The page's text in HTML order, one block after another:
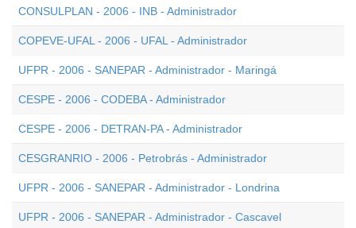
CONSULPLAN - 2006 - INB - Administrador
COPEVE-UFAL - 2006 - UFAL - Administrador
UFPR - 2006 - SANEPAR - Administrador - Maringá
CESPE - 2006 - CODEBA - Administrador
CESPE - 2006 - DETRAN-PA - Administrador
CESGRANRIO - 2006 - Petrobrás - Administrador
UFPR - 2006 - SANEPAR - Administrador - Londrina
UFPR - 2006 - SANEPAR - Administrador - Cascavel